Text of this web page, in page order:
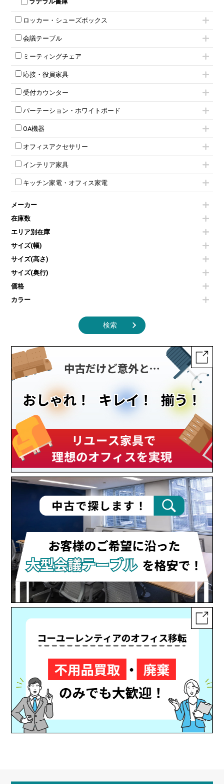
ロッカー・シューズボックス
1人用ロッカー
2人用ロッカー
3人用ロッカー
5人用ロッカー
8人用ロッカー
多人数ロッカー
ダイヤル錠ロッカー
ダイヤル錠ロッカー
ワードローブ・クローゼット
会議テーブル
ミーティングテーブル
スタッキングテーブル
ネスティングテーブル
カウンターテーブル
T字脚テーブル
会議テーブルW1200～
会議テーブルW1800～
平行スタックテーブル
会議テーブルその他
ミーティングチェア
キャスター付きミーティングチェア
スタッキングミーティングチェア
テーブル付きミーティングチェア
折りたたみミーティングチェア
ハイチェア
ミーティングチェアその他
応接・役員家具
応接セット
応接ソファ
応接チェア
応接・役員家具その他
受付カウンター
ハイカウンター
ローカウンター
ラウンジカウンター
パーテーション・ホワイトボード
パーテーション
自立タイプパーテーション
パーテーションその他
壁掛けホワイトボード
ホワイトボードその他
OA機器
電話機（ビジネスフォン）
シュレッダー
スクリーン
その他OA機器
オフィスアクセサリー
チェア用台車
演台・講演台・演説台
防音パネル
コートハンガー・ポールハンガー
傘立て
食器棚・キッチンキャビネット
カタログスタンド
オフィスアクセサリーその他
インテリア家具
モールドチェア
ダイニングチェア
カウンターテーブル
センターテーブル・サイドテーブル
ベンチ・スツール
ソファ
シェルフ
ダストボックス（ゴミ箱）
インテリア家具その他
キッチン家電・オフィス家電
冷蔵庫・洗濯機
空気清浄機・加湿器
液晶テレビ・モニター類
エアコン
照明機器
掃除機
季節家電
メーカー
在庫数
エリア別在庫
サイズ(幅)
サイズ(高さ)
サイズ(奥行)
価格
カラー
検索